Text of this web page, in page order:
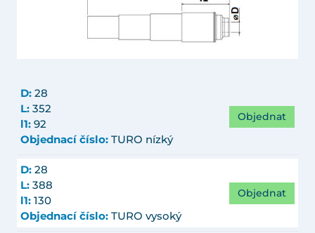
D: 28
L: 352
l1: 92
Objednací číslo: TURO nízký
Objednat
D: 28
L: 388
l1: 130
Objednací číslo: TURO vysoký
Objednat